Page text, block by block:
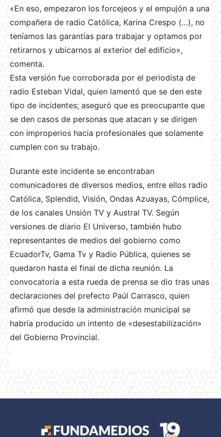
«En eso, empezaron los forcejeos y el empujón a una
compañera de radio Católica, Karina Crespo (…), no
teníamos las garantías para trabajar y optamos por
retirarnos y ubicarnos al exterior del edificio»,
comenta.
Esta versión fue corroborada por el periodista de
radio Esteban Vidal, quien lamentó que se den este
tipo de incidentes; aseguró que es preocupante que
se den casos de personas que atacan y se dirigen
con improperios hacia profesionales que solamente
cumplen con su trabajo.
Durante este incidente se encontraban
comunicadores de diversos medios, entre ellos radio
Católica, Splendid, Visión, Ondas Azuayas, Cómplice,
de los canales Unsión TV y Austral TV. Según
versiones de diario El Universo, también hubo
representantes de medios del gobierno como
EcuadorTv, Gama Tv y Radio Pública, quienes se
quedaron hasta el final de dicha reunión. La
convocatoria a esta rueda de prensa se dio tras unas
declaraciones del prefecto Paúl Carrasco, quien
afirmó que desde la administración municipal se
habría producido un intento de «desestabilización»
del Gobierno Provincial.